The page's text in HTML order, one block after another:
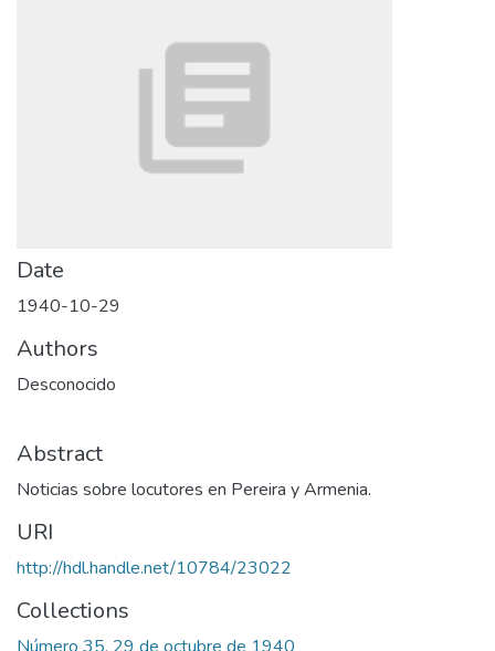
Date
1940-10-29
Authors
Desconocido
Abstract
Noticias sobre locutores en Pereira y Armenia.
URI
http://hdl.handle.net/10784/23022
Collections